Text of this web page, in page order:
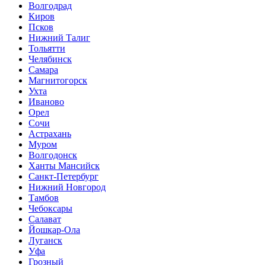
Волгодрад
Киров
Псков
Нижний Талиг
Тольятти
Челябинск
Самара
Магнитогорск
Ухта
Иваново
Орел
Сочи
Астрахань
Муром
Волгодонск
Ханты Мансийск
Санкт-Петербург
Нижний Новгород
Тамбов
Чебоксары
Салават
Йошкар-Ола
Луганск
Уфа
Грозный